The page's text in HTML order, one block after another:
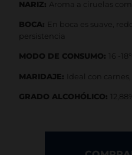
NARIZ: Aroma a ciruelas
BOCA: En boca es suave,
persistencia
MODO DE CONSUMO: 16 -
MARIDAJE: Ideal con
GRADO ALCOHÓLICO: 12,88%